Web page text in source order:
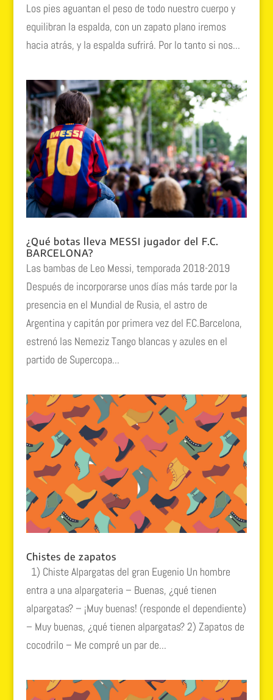
Los pies aguantan el peso de todo nuestro cuerpo y
equilibran la espalda, con un zapato plano iremos
hacia atrás, y la espalda sufrirá. Por lo tanto si nos...
¿Qué botas lleva MESSI jugador del F.C.
BARCELONA?
Las bambas de Leo Messi, temporada 2018-2019
Después de incorporarse unos días más tarde por la
presencia en el Mundial de Rusia, el astro de
Argentina y capitán por primera vez del F.C.Barcelona,
estrenó las Nemeziz Tango blancas y azules en el
partido de Supercopa...
Chistes de zapatos
1) Chiste Alpargatas del gran Eugenio Un hombre
entra a una alpargateria – Buenas, ¿qué tienen
alpargatas? – ¡Muy buenas! (responde el dependiente)
– Muy buenas, ¿qué tienen alpargatas? 2) Zapatos de
cocodrilo – Me compré un par de...